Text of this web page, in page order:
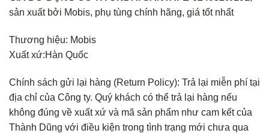
sản xuất bởi Mobis, phụ tùng chính hãng, giá tốt nhất
Thương hiệu: Mobis
Xuất xứ:Hàn Quốc
Chính sách gửi lại hàng (Return Policy): Trả lại miễn phí tại
địa chỉ của Công ty. Quý khách có thể trả lại hàng nếu
không đúng về xuất xứ và mã sản phẩm như cam kết của
Thành Dũng với điều kiện trong tình trạng mới chưa qua